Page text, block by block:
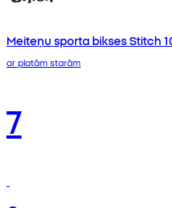
Meiteņu sporta bikses Stitch
ar platām starām
7